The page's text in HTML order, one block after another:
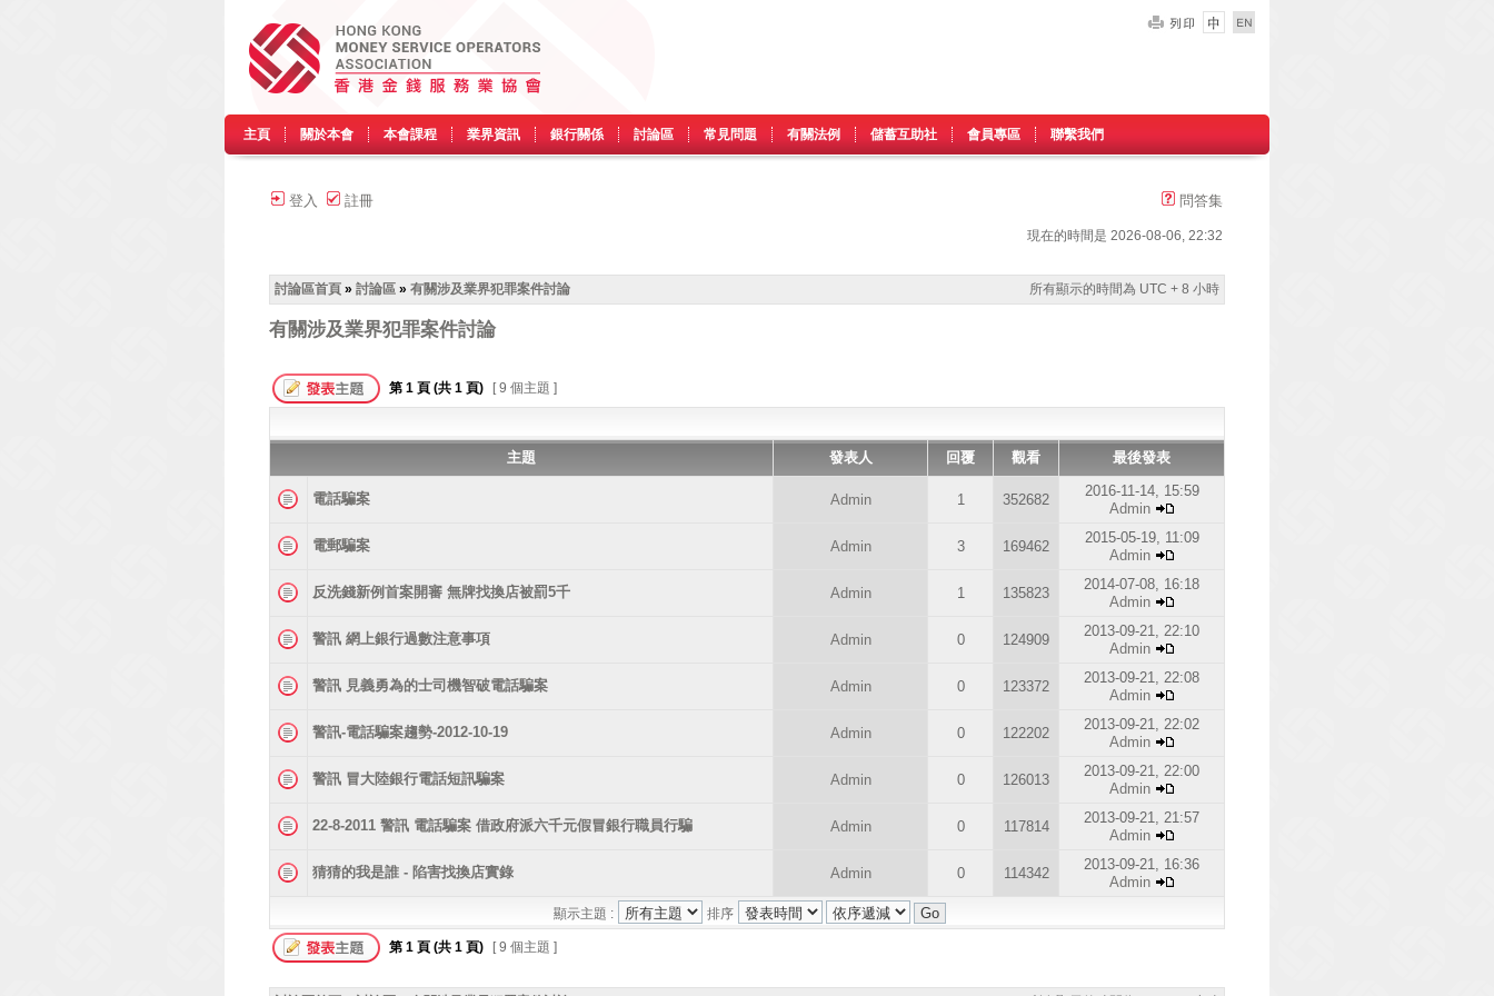
主頁 關於本會 本會課程 業界資訊 銀行關係 討論區 常見問題 有關法例 儲蓄互助社 會員專區 聯繫我們
登入 註冊 問答集
現在的時間是 2026-08-06, 22:32
討論區首頁 » 討論區 » 有關涉及業界犯罪案件討論 所有顯示的時間為 UTC + 8 小時
有關涉及業界犯罪案件討論
第 1 頁 (共 1 頁) [ 9 個主題 ]
主題 發表人 回覆 觀看 最後發表
電話騙案 Admin 1 352682
2016-11-14, 15:59
Admin
電郵騙案 Admin 3 169462
2015-05-19, 11:09
Admin
反洗錢新例首案開審 無牌找換店被罰5千 Admin 1 135823
2014-07-08, 16:18
Admin
警訊 網上銀行過數注意事項 Admin 0 124909
2013-09-21, 22:10
Admin
警訊 見義勇為的士司機智破電話騙案 Admin 0 123372
2013-09-21, 22:08
Admin
警訊-電話騙案趨勢-2012-10-19 Admin 0 122202
2013-09-21, 22:02
Admin
警訊 冒大陸銀行電話短訊騙案 Admin 0 126013
2013-09-21, 22:00
Admin
22-8-2011 警訊 電話騙案 借政府派六千元假冒銀行職員行騙 Admin 0 117814
2013-09-21, 21:57
Admin
猜猜的我是誰 - 陷害找換店實錄 Admin 0 114342
2013-09-21, 16:36
Admin
顯示主題 : 排序
第 1 頁 (共 1 頁) [ 9 個主題 ]